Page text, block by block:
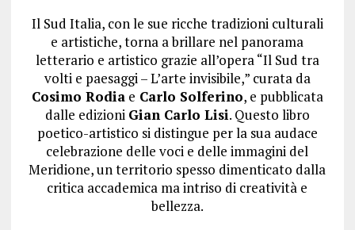
Il Sud Italia, con le sue ricche tradizioni culturali
e artistiche, torna a brillare nel panorama
letterario e artistico grazie all’opera “Il Sud tra
volti e paesaggi – L’arte invisibile,” curata da
Cosimo Rodiae Carlo Solferino, e pubblicata
dalle edizioni Gian Carlo Lisi. Questo libro
poetico-artistico si distingue per la sua audace
celebrazione delle voci e delle immagini del
Meridione, un territorio spesso dimenticato dalla
critica accademica ma intriso di creatività e
bellezza.